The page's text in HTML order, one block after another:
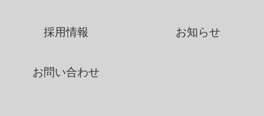
採用情報 お知らせ
お問い合わせ